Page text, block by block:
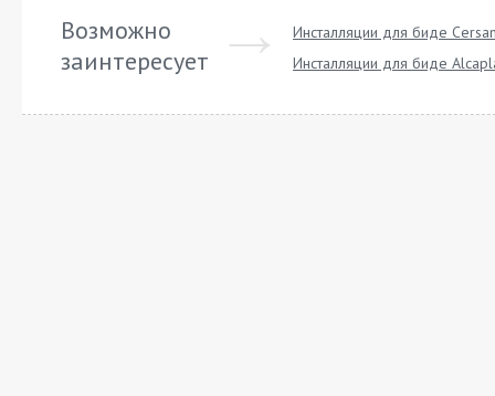
Возможно
заинтересует
Инсталляции для биде
Инсталляции для биде